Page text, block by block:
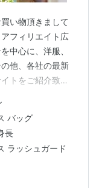
い物頂きまして
フィリエイト広
中心に、洋服、
他、各社の最新
トをご紹介致し
閲覧中にお気に
めることも出来
トレンドファッ
、andGIRL、
♪安くて可愛い人
バッグ
長
ラッシュガード